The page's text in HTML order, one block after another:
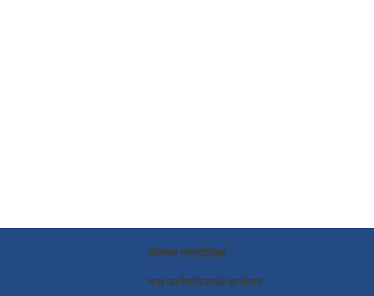
भीमेश्वर नगरपालिका
नगर कार्यपालिकाको कार्यालय